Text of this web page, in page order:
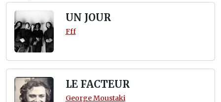
UN JOUR
Fff
LE FACTEUR
George Moustaki